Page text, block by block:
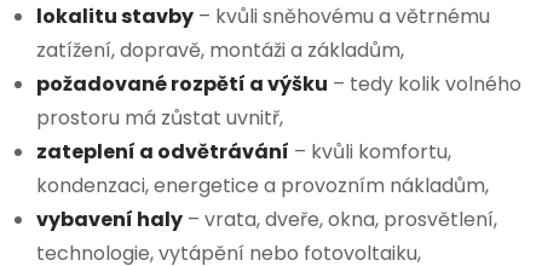
lokalitu stavby – kvůli sněhovému a větrnému
zatížení, dopravě, montáži a základům,
požadované rozpětí a výšku – tedy kolik volného
prostoru má zůstat uvnitř,
zateplení a odvětrávání – kvůli komfortu,
kondenzaci, energetice a provozním nákladům,
vybavení haly – vrata, dveře, okna, prosvětlení,
technologie, vytápění nebo fotovoltaiku,